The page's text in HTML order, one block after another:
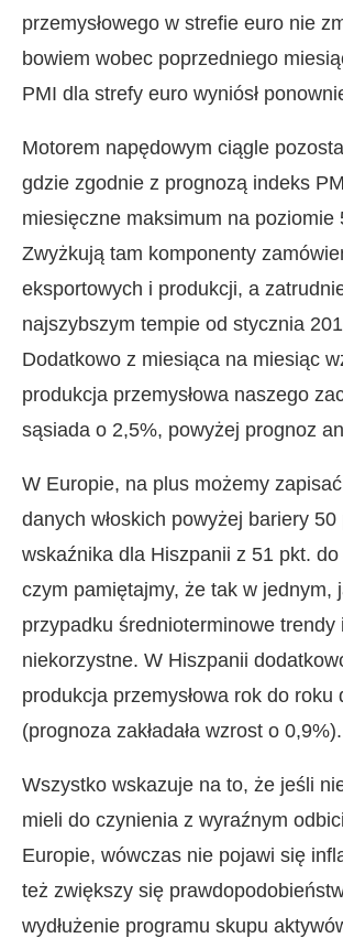
przemysłowego w strefie euro nie
bowiem wobec poprzedniego
PMI dla strefy euro wyniósł
Motorem napędowym ciągle
gdzie zgodnie z prognozą indeks
miesięczne maksimum na poziomie
Zwyżkują tam komponenty
eksportowych i produkcji, a
najszybszym tempie od stycznia
Dodatkowo z miesiąca na miesiąc
produkcja przemysłowa naszego
sąsiada o 2,5%, powyżej prognoz
W Europie, na plus możemy
danych włoskich powyżej bariery
wskaźnika dla Hiszpanii z 51 pkt.
czym pamiętajmy, że tak w jednym,
przypadku średnioterminowe trendy
niekorzystne. W Hiszpanii
produkcja przemysłowa rok do roku
(prognoza zakładała wzrost o 0,9%).
Wszystko wskazuje na to, że jeśli
mieli do czynienia z wyraźnym
Europie, wówczas nie pojawi się
też zwiększy się
wydłużenie programu skupu